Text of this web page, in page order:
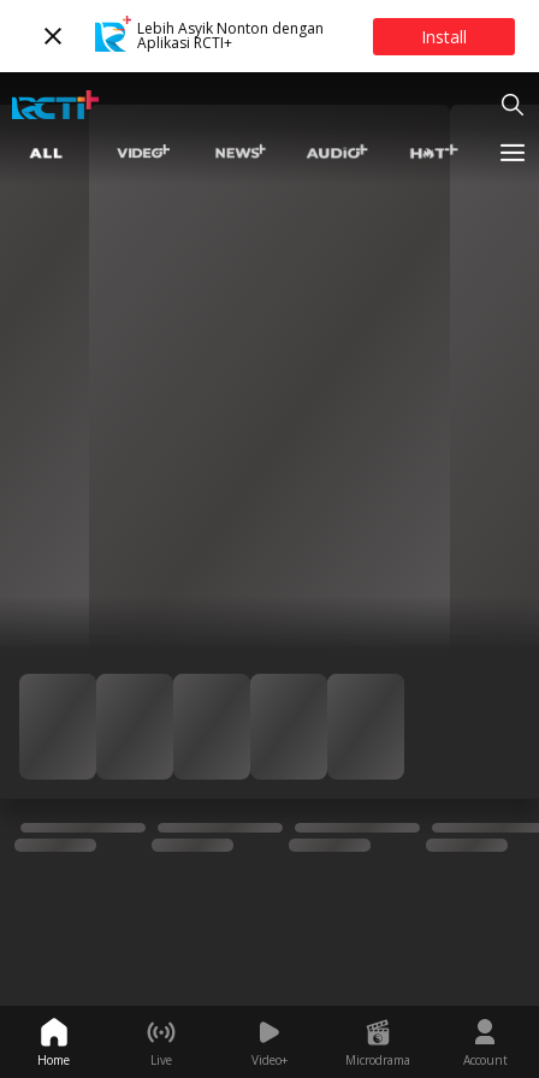
Lebih Asyik Nonton dengan
Aplikasi RCTI+ Install
Home Live Video+ Microdrama Account